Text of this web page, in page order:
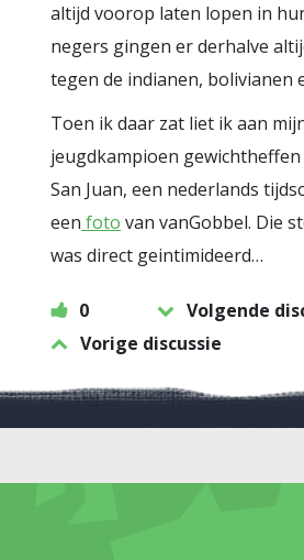
altijd voorop laten lopen in
negers gingen er derhalve
tegen de indianen, bolivianen
Toen ik daar zat liet ik aan
jeugdkampioen
San Juan, een nederlands
een foto van vanGobbel. Die
was direct geintimideerd…
0
Volgende
Vorige discussie